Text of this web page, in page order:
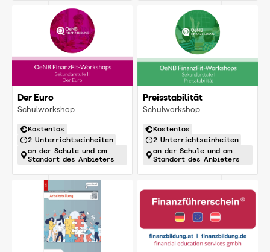
Der Euro
Schulworkshop
Kostenlos
2 Unterrichtseinheiten
an der Schule und am
Standort des Anbieters
Preisstabilität
Schulworkshop
Kostenlos
2 Unterrichtseinheiten
an der Schule und am
Standort des Anbieters